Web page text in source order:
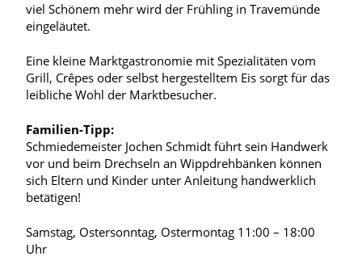
viel Schönem mehr wird der Frühling in Travemünde
eingeläutet.
Eine kleine Marktgastronomie mit Spezialitäten vom
Grill, Crêpes oder selbst hergestelltem Eis sorgt für das
leibliche Wohl der Marktbesucher.
Familien-Tipp:
Schmiedemeister Jochen Schmidt führt sein Handwerk
vor und beim Drechseln an Wippdrehbänken können
sich Eltern und Kinder unter Anleitung handwerklich
betätigen!
Samstag, Ostersonntag, Ostermontag 11:00 – 18:00
Uhr